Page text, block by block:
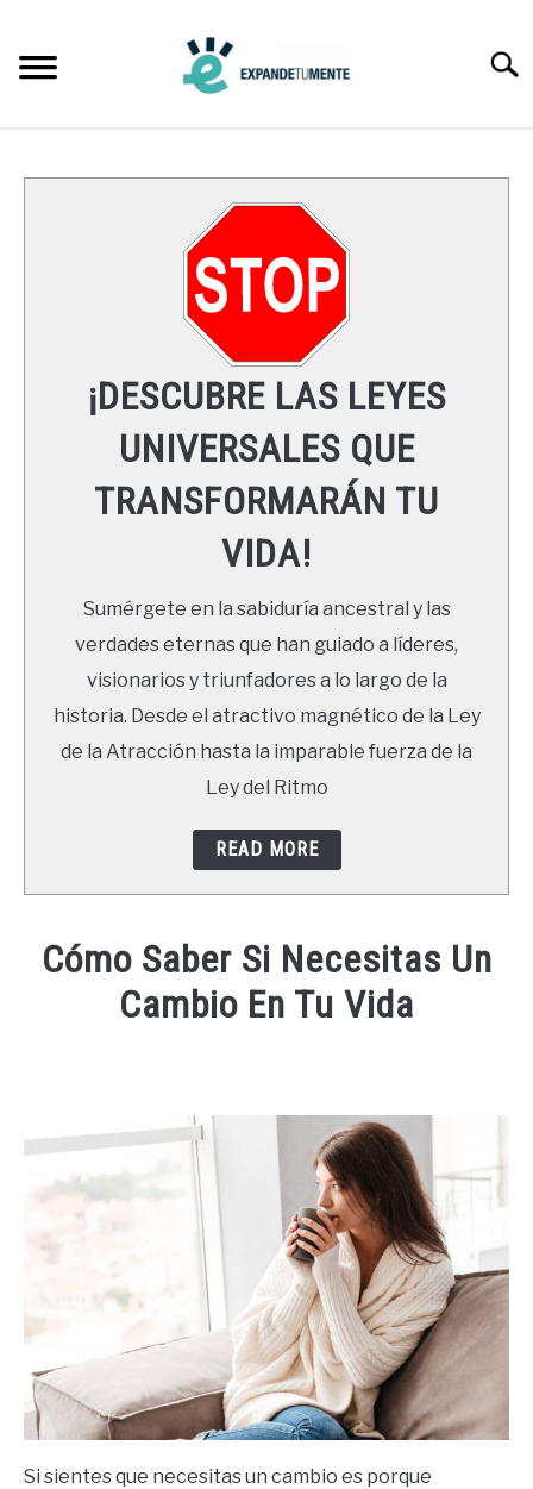
content
LEYES UNIVERSALES
RECURSOS
NEWSLETTER
¡DESCUBRE LAS LEYES
UNIVERSALES QUE
TRANSFORMARÁN TU
VIDA!
Sumérgete en la sabiduría ancestral y las
verdades eternas que han guiado a líderes,
visionarios y triunfadores a lo largo de la
historia. Desde el atractivo magnético de la Ley
de la Atracción hasta la imparable fuerza de la
Ley del Ritmo
READ MORE
Cómo Saber Si Necesitas Un
Cambio En Tu Vida
Mente
Si sientes que necesitas un cambio es porque